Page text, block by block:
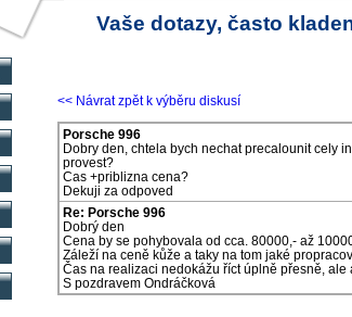
Vaše dotazy, často
<< Návrat zpět k výběru diskusí
Porsche 996
Dobry den, chtela bych nechat precalounit cely
provest?
Cas +priblizna cena?
Dekuji za odpoved
Re: Porsche 996
Dobrý den
Cena by se pohybovala od cca. 80000,- až
Záleží na ceně kůže a taky na tom jaké
Čas na realizaci nedokážu říct úplně přesně,
S pozdravem Ondráčková